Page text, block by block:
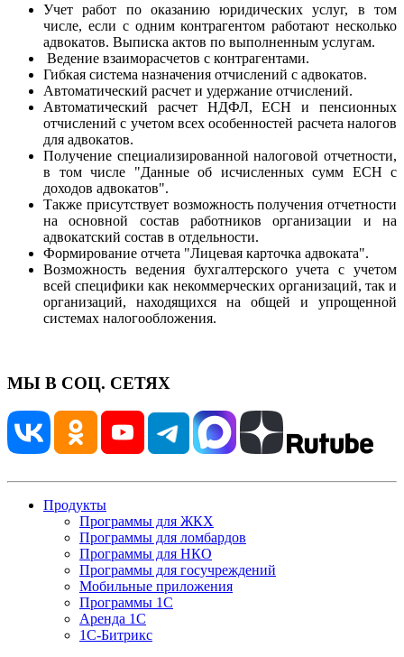
Учет работ по оказанию юридических услуг, в том
числе, если с одним контрагентом работают несколько
адвокатов. Выписка актов по выполненным услугам.
Ведение взаиморасчетов с контрагентами.
Гибкая система назначения отчислений с адвокатов.
Автоматический расчет и удержание отчислений.
Автоматический расчет НДФЛ, ЕСН и пенсионных
отчислений с учетом всех особенностей расчета налогов
для адвокатов.
Получение специализированной налоговой отчетности,
в том числе "Данные об исчисленных сумм ЕСН с
доходов адвокатов".
Также присутствует возможность получения отчетности
на основной состав работников организации и на
адвокатский состав в отдельности.
Формирование отчета "Лицевая карточка адвоката".
Возможность ведения бухгалтерского учета с учетом
всей специфики как некоммерческих организаций, так и
организаций, находящихся на общей и упрощенной
системах налогообложения.
МЫ В СОЦ. СЕТЯХ
Продукты
Программы для ЖКХ
Программы для ломбардов
Программы для НКО
Программы для госучреждений
Мобильные приложения
Программы 1С
Аренда 1С
1С-Битрикс